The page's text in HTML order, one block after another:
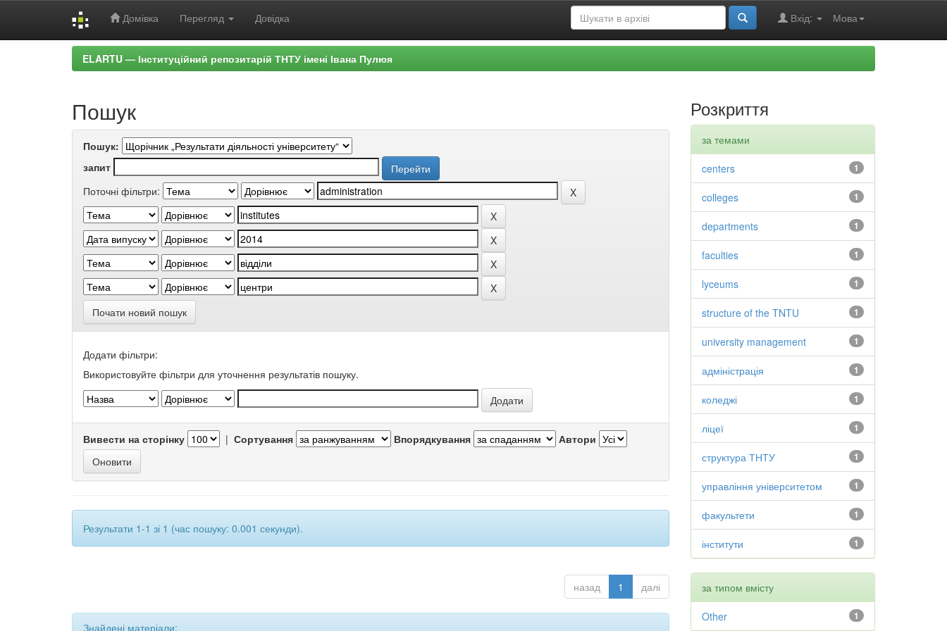
Домівка Перегляд Довідка Мова
Вхід:
ELARTU — Інституційний репозитарій ТНТУ імені Івана Пулюя
Пошук
Пошук:
запит
Поточні фільтри:
Почати новий пошук
Додати фільтри:
Використовуйте фільтри для уточнення результатів пошуку.
Вивести на сторінку | Сортування Впорядкування Автори
Результати 1-1 зі 1 (час пошуку: 0.001 секунди).
назад 1 далі
Знайдені матеріали:
Розкриття
за темами
1
centers
1
colleges
1
departments
1
faculties
1
lyceums
1
structure of the TNTU
1
university management
1
адміністрація
1
коледжі
1
ліцеї
1
структура ТНТУ
1
управління університетом
1
факультети
1
інститути
за типом вмісту
1
Other